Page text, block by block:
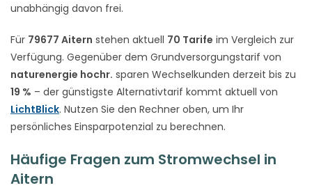
unabhängig davon frei.
Für 79677 Aitern stehen aktuell 70 Tarife im Vergleich zur
Verfügung. Gegenüber dem Grundversorgungstarif von
naturenergie hochr. sparen Wechselkunden derzeit bis zu
19 % – der günstigste Alternativtarif kommt aktuell von
LichtBlick. Nutzen Sie den Rechner oben, um Ihr
persönliches Einsparpotenzial zu berechnen.
Häufige Fragen zum Stromwechsel in
Aitern